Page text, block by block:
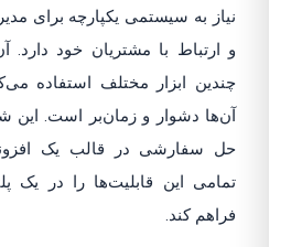
نیاز به سیستمی یکپارچه برای
و ارتباط با مشتریان خود دارد.
چندین ابزار مختلف استفاده
آن‌ها دشوار و زمان‌بر است. این
حل سفارشی در قالب یک
تمامی این قابلیت‌ها را در یک
فراهم کند.